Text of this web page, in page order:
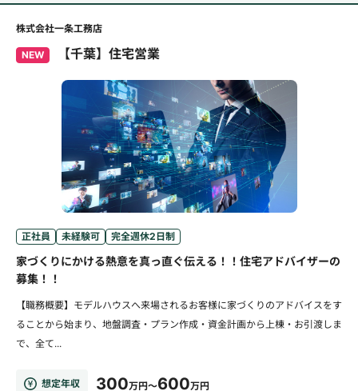
株式会社一条工務店
NEW 【千葉】住宅営業
正社員 未経験可 完全週休2日制
家づくりにかける熱意を真っ直ぐ伝える！！住宅アドバイザーの
募集！！
【職務概要】モデルハウスへ来場されるお客様に家づくりのアドバイスをす
ることから始まり、地盤調査・プラン作成・資金計画から上棟・お引渡しま
で、全て...
想定年収 300万円～600万円